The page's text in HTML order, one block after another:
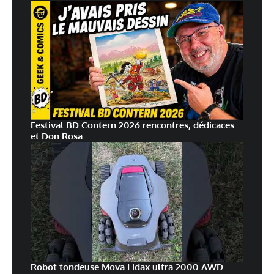
N’hésitez pas si vous avez d’autres questions 🙂
La prochaine fois que je testerai une caméra, j’ajouterai
ces tests dans la vidéo :).
Dufour
22 février 2016 à 13 h 53 min
Bonjour,
J aimerai fixer au mur cette caméra ( le plus près possible= en
gros sans le support). Es ce possible?
Concernant l angle de vision je lis sur certain site 105° sur d
autre 120°. En pratique avez vous déterminer l angle?
Merci d avance.
PS: Super déballage, en fonction de vos réponses je l acheté
directement.
Répondre
Festival BD Contern 2026 rencontres, dédicaces
et Don Rosa
Robot tondeuse Mova Lidax ultra 2000 AWD